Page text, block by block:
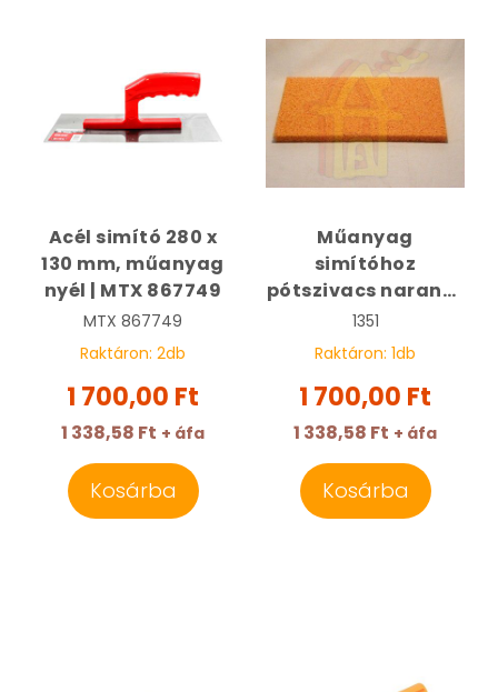
Acél simító 280 x
130 mm, műanyag
nyél | MTX 867749
MTX 867749
Raktáron: 2db
1 700,00 Ft
1 338,58 Ft + áfa
Kosárba
Műanyag
simítóhoz
pótszivacs narancs
| 1351
1351
Raktáron: 1db
1 700,00 Ft
1 338,58 Ft + áfa
Kosárba